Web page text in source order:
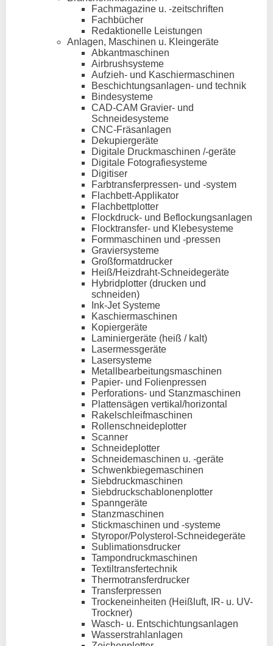
Fachmagazine u. -zeitschriften
Fachbücher
Redaktionelle Leistungen
Anlagen, Maschinen u. Kleingeräte
Abkantmaschinen
Airbrushsysteme
Aufzieh- und Kaschiermaschinen
Beschichtungsanlagen- und technik
Bindesysteme
CAD-CAM Gravier- und
Schneidesysteme
CNC-Fräsanlagen
Dekupiergeräte
Digitale Druckmaschinen /-geräte
Digitale Fotografiesysteme
Digitiser
Farbtransferpressen- und -system
Flachbett-Applikator
Flachbettplotter
Flockdruck- und Beflockungsanlagen
Flocktransfer- und Klebesysteme
Formmaschinen und -pressen
Graviersysteme
Großformatdrucker
Heiß/Heizdraht-Schneidegeräte
Hybridplotter (drucken und
schneiden)
Ink-Jet Systeme
Kaschiermaschinen
Kopiergeräte
Laminiergeräte (heiß / kalt)
Lasermessgeräte
Lasersysteme
Metallbearbeitungsmaschinen
Papier- und Folienpressen
Perforations- und Stanzmaschinen
Plattensägen vertikal/horizontal
Rakelschleifmaschinen
Rollenschneideplotter
Scanner
Schneideplotter
Schneidemaschinen u. -geräte
Schwenkbiegemaschinen
Siebdruckmaschinen
Siebdruckschablonenplotter
Spanngeräte
Stanzmaschinen
Stickmaschinen und -systeme
Styropor/Polysterol-Schneidegeräte
Sublimationsdrucker
Tampondruckmaschinen
Textiltransfertechnik
Thermotransferdrucker
Transferpressen
Trockeneinheiten (Heißluft, IR- u. UV-
Trockner)
Wasch- u. Entschichtungsanlagen
Wasserstrahlanlagen